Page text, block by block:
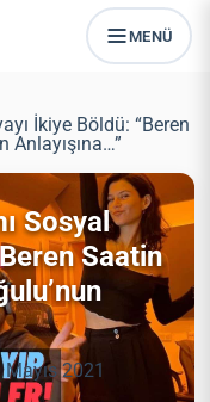
MENÜ
İkiye Böldü: “Beren
Anlayışına…”
Sosyal
Saatin
Mayıs 2021